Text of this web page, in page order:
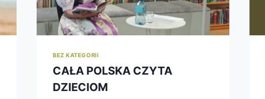
BEZ KATEGORII
CAŁA POLSKA CZYTA
DZIECIOM